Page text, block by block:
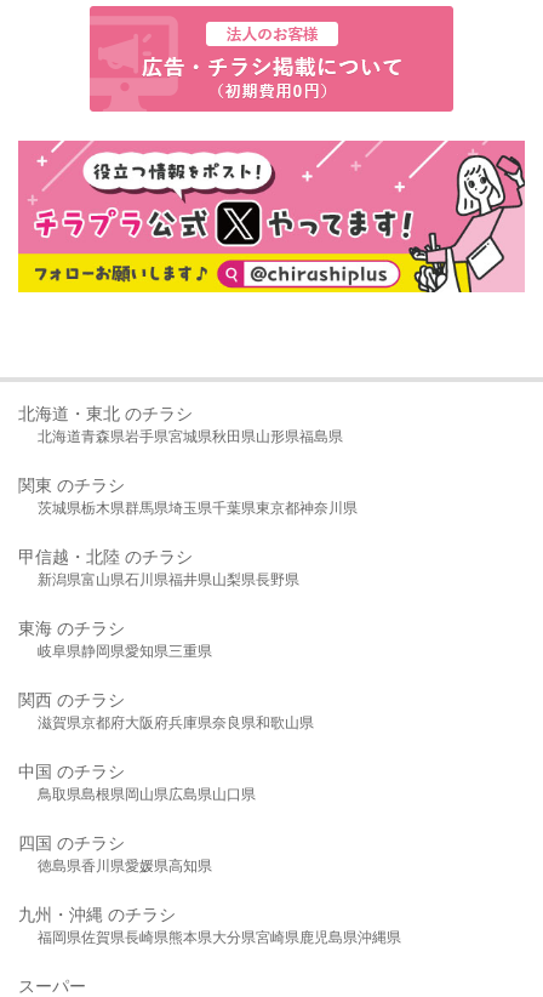
北海道・東北 のチラシ
北海道青森県岩手県宮城県秋田県山形県福島県
関東 のチラシ
茨城県栃木県群馬県埼玉県千葉県東京都神奈川県
甲信越・北陸 のチラシ
新潟県富山県石川県福井県山梨県長野県
東海 のチラシ
岐阜県静岡県愛知県三重県
関西 のチラシ
滋賀県京都府大阪府兵庫県奈良県和歌山県
中国 のチラシ
鳥取県島根県岡山県広島県山口県
四国 のチラシ
徳島県香川県愛媛県高知県
九州・沖縄 のチラシ
福岡県佐賀県長崎県熊本県大分県宮崎県鹿児島県沖縄県
スーパー